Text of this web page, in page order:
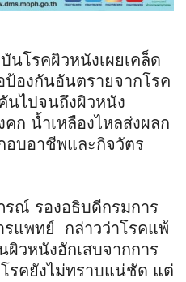
โรคผิวหนังเผยเคล็ด
ป้องกันอันตรายจากโรค
นไปจนถึงผิวหนัง
ก น้ำเหลืองไหลส่งผลก
อบอาชีพและกิจวัตร
ณ์ รองอธิบดีกรมการ
แพทย์ กล่าวว่าโรคแพ้
วหนังอักเสบจากการ
รคยังไม่ทราบแน่ชัด แต่